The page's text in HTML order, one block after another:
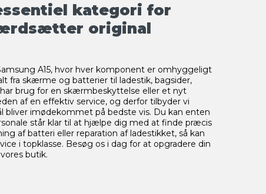
kategori for
original
A15, hvor hver komponent er omhyggeligt
fra skærme og batterier til ladestik, bagsider,
brug for en skærmbeskyttelse eller et nyt
af en effektiv service, og derfor tilbyder vi
bliver imødekommet på bedste vis. Du kan enten
står klar til at hjælpe dig med at finde præcis
af batteri eller reparation af ladestikket, så kan
i topklasse. Besøg os i dag for at opgradere din
butik.